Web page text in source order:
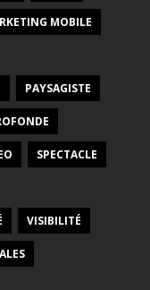
MOBILE
PAYSAGISTE
SPECTACLE
VISIBILITÉ